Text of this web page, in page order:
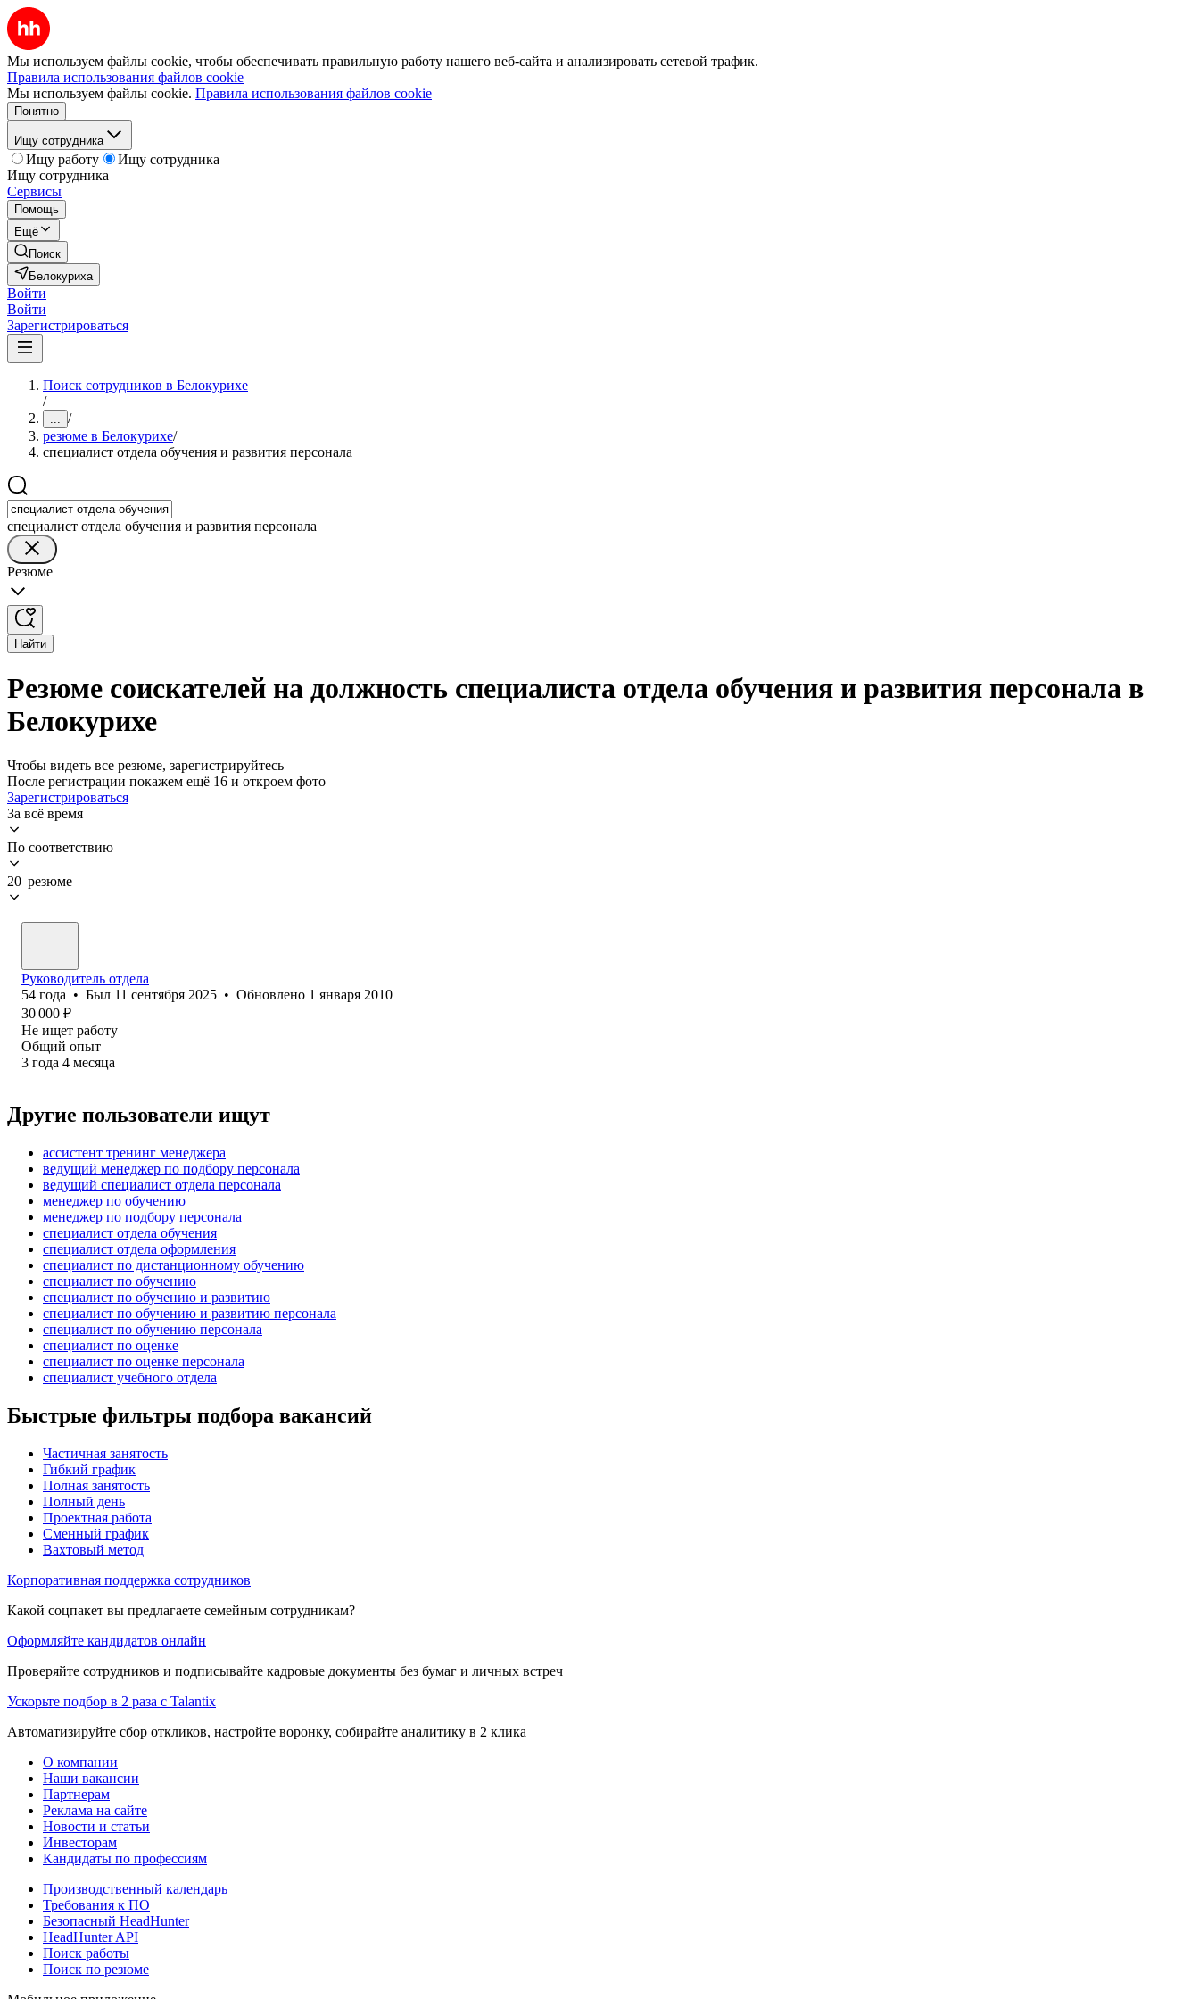
Мы используем файлы cookie, чтобы обеспечивать правильную работу нашего веб-сайта и анализировать сетевой трафик.
Правила использования файлов cookie
Мы используем файлы cookie. Правила использования файлов cookie
Понятно
Ищу сотрудника
Ищу работу
Ищу сотрудника
Ищу сотрудника
Сервисы
Помощь
Ещё
Поиск
Белокуриха
Войти
Войти
Зарегистрироваться
Поиск сотрудников в Белокурихе
/
... /
резюме в Белокурихе/
специалист отдела обучения и развития персонала
специалист отдела обучения и развития персонала
Резюме
Найти
Резюме соискателей на должность специалиста отдела обучения и развития персонала в
Белокурихе
Чтобы видеть все резюме, зарегистрируйтесь
После регистрации покажем ещё 16 и откроем фото
Зарегистрироваться
За всё время
По соответствию
20 резюме
Руководитель отдела
54 года • Был 11 сентября 2025 • Обновлено 1 января 2010
30 000 ₽
Не ищет работу
Общий опыт
3 года 4 месяца
Другие пользователи ищут
ассистент тренинг менеджера
ведущий менеджер по подбору персонала
ведущий специалист отдела персонала
менеджер по обучению
менеджер по подбору персонала
специалист отдела обучения
специалист отдела оформления
специалист по дистанционному обучению
специалист по обучению
специалист по обучению и развитию
специалист по обучению и развитию персонала
специалист по обучению персонала
специалист по оценке
специалист по оценке персонала
специалист учебного отдела
Быстрые фильтры подбора вакансий
Частичная занятость
Гибкий график
Полная занятость
Полный день
Проектная работа
Сменный график
Вахтовый метод
Корпоративная поддержка сотрудников
Какой соцпакет вы предлагаете семейным сотрудникам?
Оформляйте кандидатов онлайн
Проверяйте сотрудников и подписывайте кадровые документы без бумаг и личных встреч
Ускорьте подбор в 2 раза с Talantix
Автоматизируйте сбор откликов, настройте воронку, собирайте аналитику в 2 клика
О компании
Наши вакансии
Партнерам
Реклама на сайте
Новости и статьи
Инвесторам
Кандидаты по профессиям
Производственный календарь
Требования к ПО
Безопасный HeadHunter
HeadHunter API
Поиск работы
Поиск по резюме